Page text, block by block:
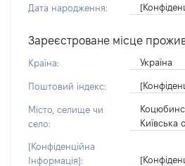
Дата народження:
Зареєстроване місце
Країна: Україна
Поштовий індекс:
Місто, селище чи
село:
Київська
[Конфіденційна
Інформація]: